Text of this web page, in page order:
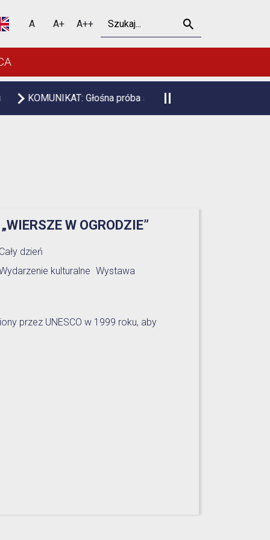
A A+ A++ Szukaj
próba syren alarmowych
W OGRODZIE”
Cały dzień
kulturalne Wystawa
przez UNESCO w 1999 roku, aby